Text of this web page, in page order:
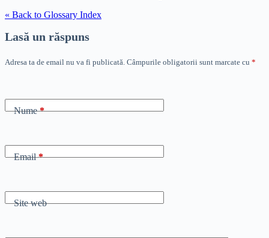
« Back to Glossary Index
Lasă un răspuns
Adresa ta de email nu va fi publicată. Câmpurile obligatorii sunt marcate cu *
Nume*
Email*
Site web